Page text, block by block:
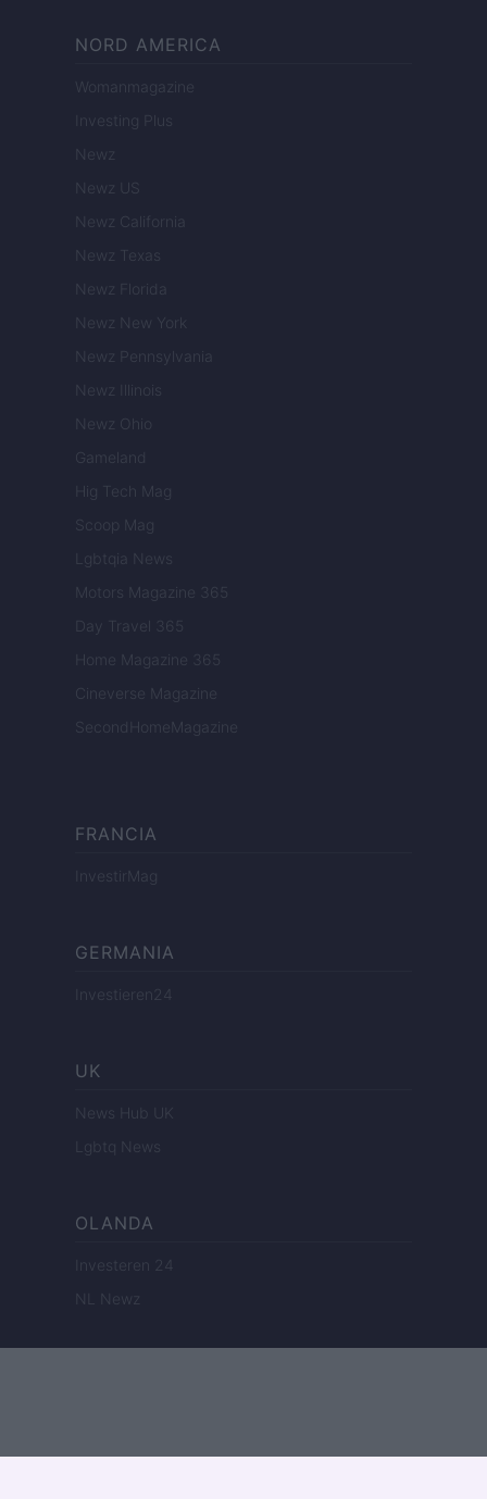
NORD AMERICA
Womanmagazine
Investing Plus
Newz
Newz US
Newz California
Newz Texas
Newz Florida
Newz New York
Newz Pennsylvania
Newz Illinois
Newz Ohio
Gameland
Hig Tech Mag
Scoop Mag
Lgbtqia News
Motors Magazine 365
Day Travel 365
Home Magazine 365
Cineverse Magazine
SecondHomeMagazine
FRANCIA
InvestirMag
GERMANIA
Investieren24
UK
News Hub UK
Lgbtq News
OLANDA
Investeren 24
NL Newz